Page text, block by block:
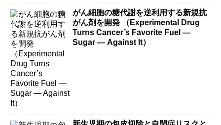
がん細胞の糖代謝を逆利用する新規抗
がん剤を開発 （Experimental Drug
Turns Cancer’s Favorite Fuel —
Sugar — Against It）